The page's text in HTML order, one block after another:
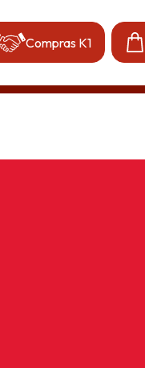
Compras K1